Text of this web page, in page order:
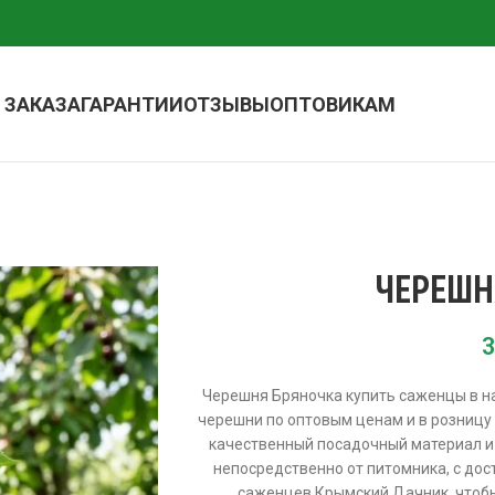
ГАРАНТИИОТЗЫВЫОПТОВИКАМ
Черешня Бряночка купить саженцы в
черешни по оптовым ценам и в
качественный посадочный
непосредственно от питомника, с